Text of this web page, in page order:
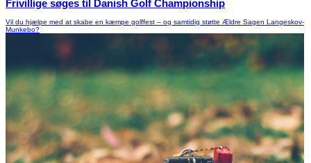
Frivillige søges til Danish Golf Championship
Vil du hjælpe med at skabe en kæmpe golffest – og samtidig støtte Ældre Sagen Langeskov-
Munkebo?